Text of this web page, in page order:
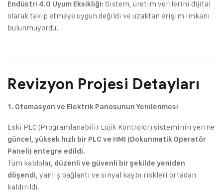
Endüstri 4.0 Uyum Eksikliği: Sistem, üretim verilerini dijital
olarak takip etmeye uygun değildi ve uzaktan erişim imkanı
bulunmuyordu.
Revizyon Projesi Detayları
1. Otomasyon ve Elektrik Panosunun Yenilenmesi
Eski PLC (Programlanabilir Lojik Kontrolör) sisteminin yerine
güncel, yüksek hızlı bir PLC ve HMI (Dokunmatik Operatör
Paneli) entegre edildi.
Tüm kablolar, düzenli ve güvenli bir şekilde yeniden
döşendi, yanlış bağlantı ve sinyal kaybı riskleri ortadan
kaldırıldı.